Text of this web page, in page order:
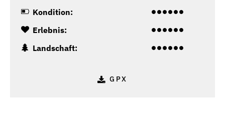
Kondition:
Erlebnis:
Landschaft:
GPX